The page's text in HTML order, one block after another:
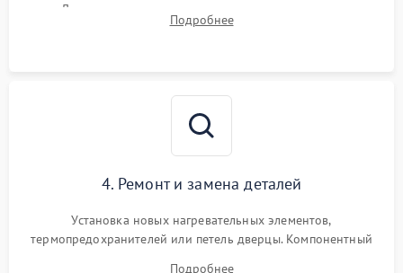
Диагностика термостата, датчиков температуры,
переключателя режимов и мотора конвекции.
Подробнее
4. Ремонт и замена деталей
Установка новых нагревательных элементов,
термопредохранителей или петель дверцы. Компонентный
Подробнее